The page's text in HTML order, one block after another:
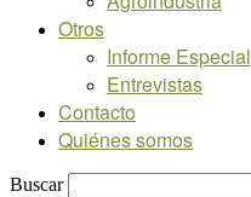
Otros
Informe Especial
Entrevistas
Contacto
Quiénes somos
Buscar